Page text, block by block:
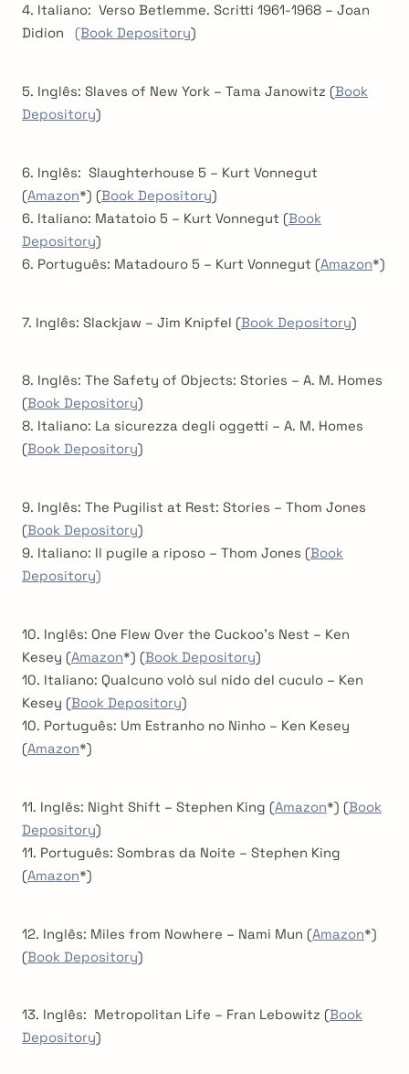
4. Italiano: Verso Betlemme. Scritti 1961-1968 – Joan
Didion (Book Depository)
5. Inglês: Slaves of New York – Tama Janowitz (Book
Depository)
6. Inglês: Slaughterhouse 5 – Kurt Vonnegut
(Amazon*) (Book Depository)
6. Italiano: Matatoio 5 – Kurt Vonnegut (Book
Depository)
6. Português: Matadouro 5 – Kurt Vonnegut (Amazon*)
7. Inglês: Slackjaw – Jim Knipfel (Book Depository)
8. Inglês: The Safety of Objects: Stories – A. M. Homes
(Book Depository)
8. Italiano: La sicurezza degli oggetti – A. M. Homes
(Book Depository)
9. Inglês: The Pugilist at Rest: Stories – Thom Jones
(Book Depository)
9. Italiano: Il pugile a riposo – Thom Jones (Book
Depository)
10. Inglês: One Flew Over the Cuckoo’s Nest – Ken
Kesey (Amazon*) (Book Depository)
10. Italiano: Qualcuno volò sul nido del cuculo – Ken
Kesey (Book Depository)
10. Português: Um Estranho no Ninho – Ken Kesey
(Amazon*)
11. Inglês: Night Shift – Stephen King (Amazon*) (Book
Depository)
11. Português: Sombras da Noite – Stephen King
(Amazon*)
12. Inglês: Miles from Nowhere – Nami Mun (Amazon*)
(Book Depository)
13. Inglês: Metropolitan Life – Fran Lebowitz (Book
Depository)